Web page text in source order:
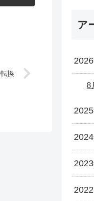
換
ア
8